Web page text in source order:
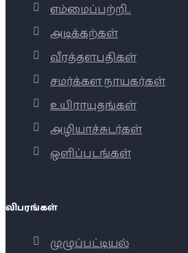
எம்மைப்பற்றி..
அடிக்கற்கள்
வீரத்தளபதிகள்
சமர்க்கள நாயகர்கள்
உயிராயுதங்கள்
அழியாச்சுடர்கள்
ஒளிப்படங்கள்
விபரங்கள்
முழுப்பட்டியல்